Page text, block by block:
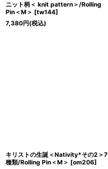
ニット柄＜ knit pattern＞/Rolling
Pin＜M＞ [tw144]
7,380円(税込)
キリストの生誕＜Nativity*その2＞7
種類/Rolling Pin＜M＞ [om206]